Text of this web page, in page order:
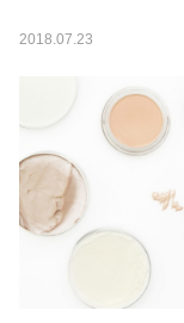
2018.07.23